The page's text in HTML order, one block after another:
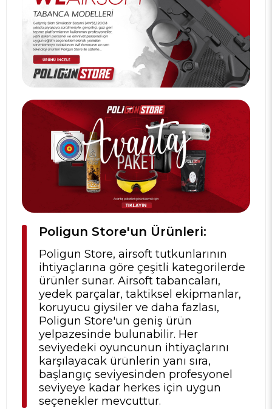
Poligun Store'un Ürünleri:
Poligun Store, airsoft tutkunlarının
ihtiyaçlarına göre çeşitli kategorilerde
ürünler sunar. Airsoft tabancaları,
yedek parçalar, taktiksel ekipmanlar,
koruyucu giysiler ve daha fazlası,
Poligun Store'un geniş ürün
yelpazesinde bulunabilir. Her
seviyedeki oyuncunun ihtiyaçlarını
karşılayacak ürünlerin yanı sıra,
başlangıç seviyesinden profesyonel
seviyeye kadar herkes için uygun
seçenekler mevcuttur.